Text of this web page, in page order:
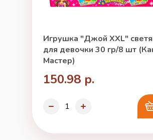
Игрушка "Джой XXL"
для девочки 30 гр/8 шт
Мастер)
150.98 р.